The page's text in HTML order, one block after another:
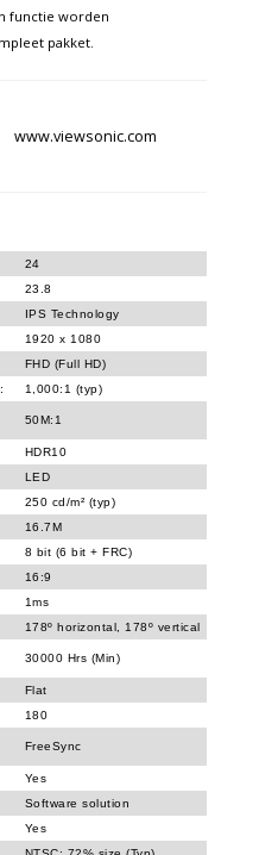
functie worden
pakket.
www.viewsonic.com
24
23.8
IPS Technology
1920 x 1080
FHD (Full HD)
1,000:1 (typ)
50M:1
HDR10
LED
250 cd/m² (typ)
16.7M
8 bit (6 bit + FRC)
16:9
1ms
178º horizontal, 178º vertical
30000 Hrs (Min)
Flat
180
FreeSync
Yes
Software solution
Yes